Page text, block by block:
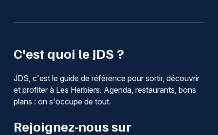
C'est quoi le JDS ?
JDS, c'est le guide de référence pour sortir, découvrir
et profiter à Les Herbiers. Agenda, restaurants, bons
plans : on s'occupe de tout.
Rejoignez-nous sur